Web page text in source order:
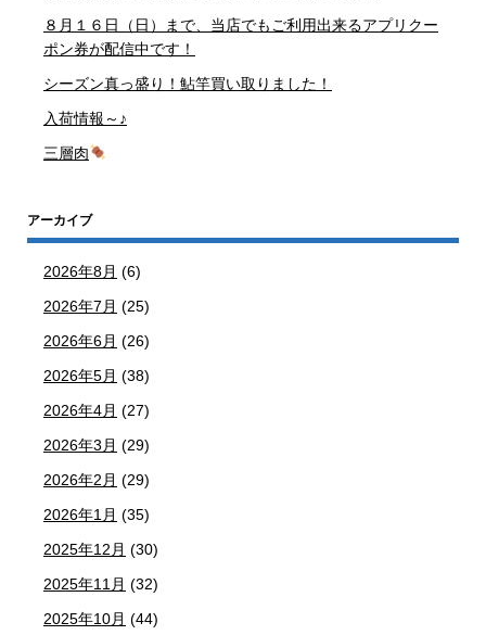
８月１６日（日）まで、当店でもご利用出来るアプリクー
ポン券が配信中です！
シーズン真っ盛り！鮎竿買い取りました！
入荷情報～♪
三層肉
アーカイブ
2026年8月 (6)
2026年7月 (25)
2026年6月 (26)
2026年5月 (38)
2026年4月 (27)
2026年3月 (29)
2026年2月 (29)
2026年1月 (35)
2025年12月 (30)
2025年11月 (32)
2025年10月 (44)